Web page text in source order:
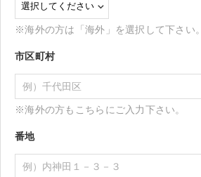
※海外の方は「海外」を選択して下さい。
市区町村
※海外の方もこちらにご入力下さい。
番地